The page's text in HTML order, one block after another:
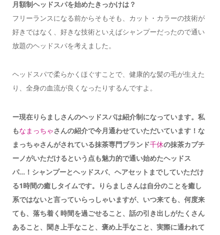
月額制ヘッドスパを始めたきっかけは？
フリーランスになる前からそもそも、カット・カラーの技術が
好きではなく、好きな技術といえばシャンプーだったので通い
放題のヘッドスパを考えました。
ヘッドスパで柔らかくほぐすことで、健康的な髪の毛が生えた
り、全身の血流が良くなったりするんですよ。
ー現在りらましさんのヘッドスパは紹介制になっています。私
もなまっちゃさんの紹介で今月通わせていただいています！な
まっちゃさんがされている抹茶専門ブランド千休の抹茶カプチ
ーノがいただけるという点も魅力的で通い始めたヘッドス
パ…！シャンプーとヘッドスパ、ヘアセットまでしていただけ
る1時間の癒しタイムです。りらましさんは自分のことを癒し
系ではないと言っていらっしゃいますが、いつ来ても、何度来
ても、落ち着く時間を過ごせること、話の引き出しがたくさん
あること、聞き上手なこと、褒め上手なこと、実際に通われて